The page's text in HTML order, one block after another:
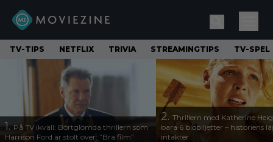
TV-TIPS NETFLIX TRIVIA STREAMINGTIPS TV-SPEL
1. På TV ikväll: Bortglömda thrillern som
Harrison Ford är stolt över: ”Bra film”
2. Thrillern med Katherine
bara 6 biobiljetter – historiens
intäkter